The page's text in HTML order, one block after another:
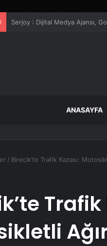
UETDS Nedir ? Uetds.com İle
ANASAYFA
/ Birecik’te Trafik Kazası:
Trafik